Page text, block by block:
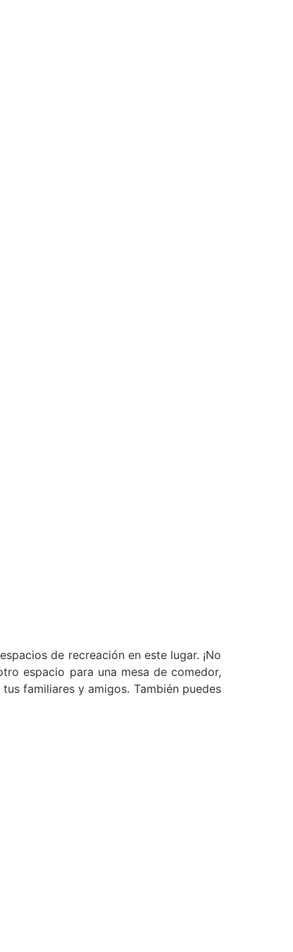
de recreación en este lugar. ¡No
espacio para una mesa de comedor,
familiares y amigos. También puedes